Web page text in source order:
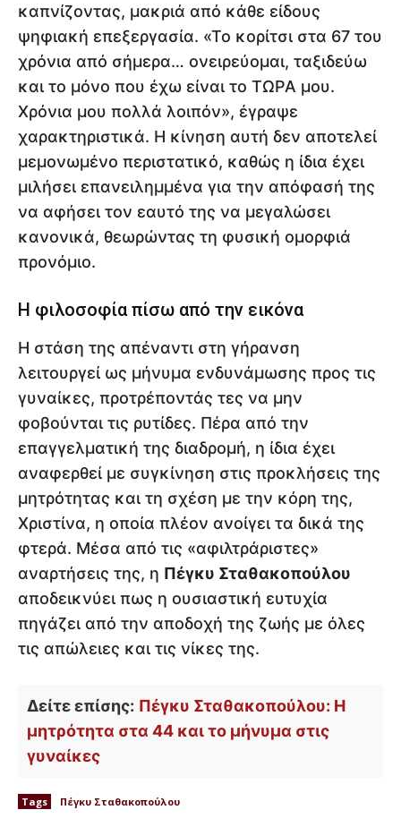
καπνίζοντας, μακριά από κάθε είδους
ψηφιακή επεξεργασία. «Το κορίτσι στα 67 του
χρόνια από σήμερα… ονειρεύομαι, ταξιδεύω
και το μόνο που έχω είναι το ΤΩΡΑ μου.
Χρόνια μου πολλά λοιπόν», έγραψε
χαρακτηριστικά. Η κίνηση αυτή δεν αποτελεί
μεμονωμένο περιστατικό, καθώς η ίδια έχει
μιλήσει επανειλημμένα για την απόφασή της
να αφήσει τον εαυτό της να μεγαλώσει
κανονικά, θεωρώντας τη φυσική ομορφιά
προνόμιο.
Η φιλοσοφία πίσω από την εικόνα
Η στάση της απέναντι στη γήρανση
λειτουργεί ως μήνυμα ενδυνάμωσης προς τις
γυναίκες, προτρέποντάς τες να μην
φοβούνται τις ρυτίδες. Πέρα από την
επαγγελματική της διαδρομή, η ίδια έχει
αναφερθεί με συγκίνηση στις προκλήσεις της
μητρότητας και τη σχέση με την κόρη της,
Χριστίνα, η οποία πλέον ανοίγει τα δικά της
φτερά. Μέσα από τις «αφιλτράριστες»
αναρτήσεις της, η Πέγκυ Σταθακοπούλου
αποδεικνύει πως η ουσιαστική ευτυχία
πηγάζει από την αποδοχή της ζωής με όλες
τις απώλειες και τις νίκες της.
Δείτε επίσης: Πέγκυ Σταθακοπούλου: Η
μητρότητα στα 44 και το μήνυμα στις
γυναίκες
Tags Πέγκυ Σταθακοπούλου